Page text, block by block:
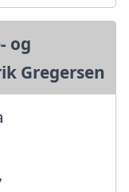
og
Gregersen